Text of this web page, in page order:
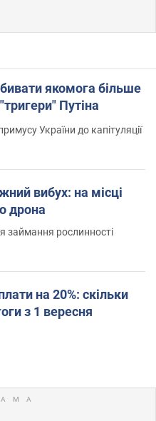
якомога більше
Путіна
України до капітуляції
вибух: на місці
дрона
займання рослинності
на 20%: скільки
з 1 вересня